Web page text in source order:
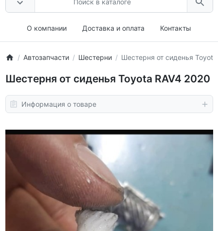
О компании Доставка и оплата Контакты
Автозапчасти Шестерни Шестерня от сиденья
Шестерня от сиденья Toyota RAV4 2020
Информация о товаре